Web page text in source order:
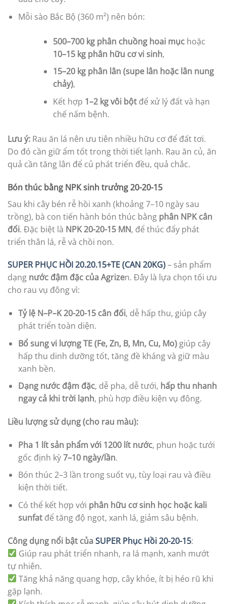
Mỗi sào Bắc Bộ (360 m²) nên bón:
500–700 kg phân chuồng hoai mụchoặc
10–15 kg phân hữu cơ vi sinh,
15–20 kg phân lân (supe lân hoặc lân nung
chảy),
Kết hợp 1–2 kg vôi bộtđể xử lý đất và hạn
chế nấm bệnh.
Lưu ý: Rau ăn lá nên ưu tiên nhiều hữu cơ để đất tơi.
Do đó cần giữ ẩm tốt trong thời tiết lạnh. Rau ăn củ, ăn
quả cần tăng lân để củ phát triển đều, quả chắc.
Bón thúc bằng NPK sinh trưởng 20-20-15
Sau khi cây bén rễ hồi xanh (khoảng 7–10 ngày sau
trồng), bà con tiến hành bón thúc bằng phân NPK cân
đối. Đặc biệt là NPK 20-20-15 MN, để thúc đẩy phát
triển thân lá, rễ và chồi non.
SUPER PHỤC HỒI 20.20.15+TE (CAN 20KG)– sản phẩm
dạng nước đậm đặc của Agrizen. Đây là lựa chọn tối ưu
cho rau vụ đông vì:
Tỷ lệ N–P–K 20-20-15 cân đối, dễ hấp thu, giúp cây
phát triển toàn diện.
Bổ sung vi lượng TE (Fe, Zn, B, Mn, Cu, Mo)giúp cây
hấp thu dinh dưỡng tốt, tăng đề kháng và giữ màu
xanh bền.
Dạng nước đậm đặc, dễ pha, dễ tưới, hấp thu nhanh
ngay cả khi trời lạnh, phù hợp điều kiện vụ đông.
Liều lượng sử dụng (cho rau màu):
Pha 1 lít sản phẩm với 1200 lít nước, phun hoặc tưới
gốc định kỳ7–10 ngày/lần.
Bón thúc 2–3 lần trong suốt vụ, tùy loại rau và điều
kiện thời tiết.
Có thể kết hợp với phân hữu cơ sinh học hoặc kali
sunfatđể tăng độ ngọt, xanh lá, giảm sâu bệnh.
Công dụng nổi bật củaSUPER Phục Hồi 20-20-15:
Giúp rau phát triển nhanh, ra lá mạnh, xanh mướt
tự nhiên.
Tăng khả năng quang hợp, cây khỏe, ít bị héo rũ khi
gặp lạnh.